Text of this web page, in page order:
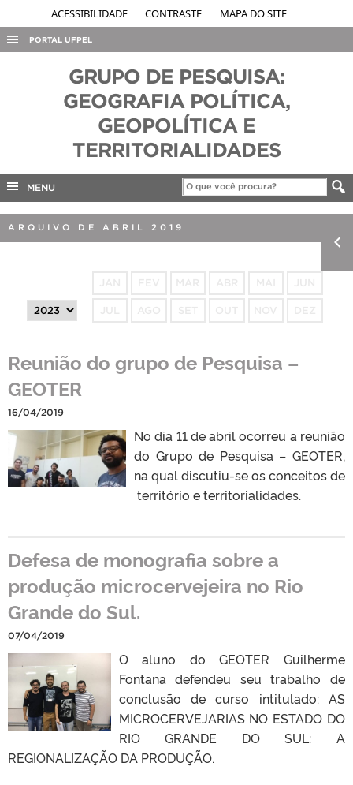
ACESSIBILIDADE CONTRASTE MAPA DO SITE
PORTAL UFPEL
AUDITORIA
CONCURSOS
EDITAIS
INTERNACIONAL
OUVIDORIA
GRUPO DE PESQUISA:
GEOGRAFIA POLÍTICA,
GEOPOLÍTICA E
TERRITORIALIDADES
MENU
ARQUIVO DE ABRIL 2019
Reunião do grupo de Pesquisa –
GEOTER
16/04/2019
No dia 11 de abril ocorreu a reunião
do Grupo de Pesquisa – GEOTER,
na qual discutiu-se os conceitos de
território e territorialidades.
Defesa de monografia sobre a
produção microcervejeira no Rio
Grande do Sul.
07/04/2019
O aluno do GEOTER Guilherme
Fontana defendeu seu trabalho de
conclusão de curso intitulado: AS
MICROCERVEJARIAS NO ESTADO DO
RIO GRANDE DO SUL: A
REGIONALIZAÇÃO DA PRODUÇÃO.